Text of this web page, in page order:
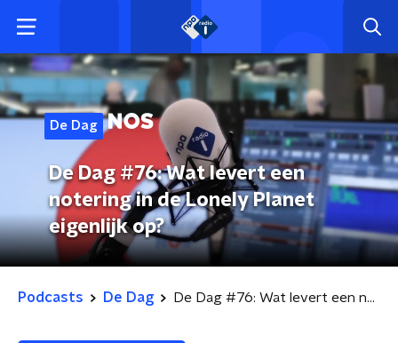
De Dag
De Dag #76: Wat levert een
notering in de Lonely Planet
eigenlijk op?
Podcasts De Dag De Dag #76: Wat levert een notering in de Lonely Planet eigenlijk op?